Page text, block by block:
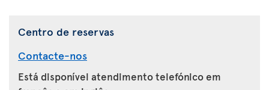
Centro de reservas
Contacte-nos
Está disponível atendimento telefónico em